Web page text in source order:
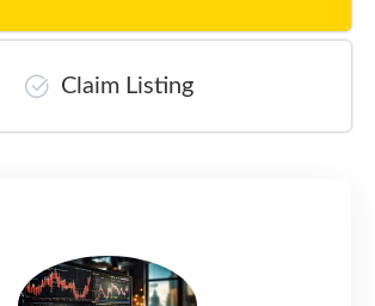
Claim Listing